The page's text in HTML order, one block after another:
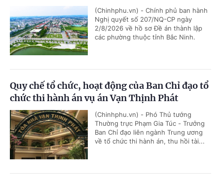
(Chinhphu.vn) - Chính phủ ban hành
Nghị quyết số 207/NQ-CP ngày
2/8/2026 về hồ sơ Đề án thành lập
các phường thuộc tỉnh Bắc Ninh.
Quy chế tổ chức, hoạt động của Ban Chỉ đạo tổ
chức thi hành án vụ án Vạn Thịnh Phát
(Chinhphu.vn) - Phó Thủ tướng
Thường trực Phạm Gia Túc - Trưởng
Ban Chỉ đạo liên ngành Trung ương
về tổ chức thi hành án, thu hồi tài...